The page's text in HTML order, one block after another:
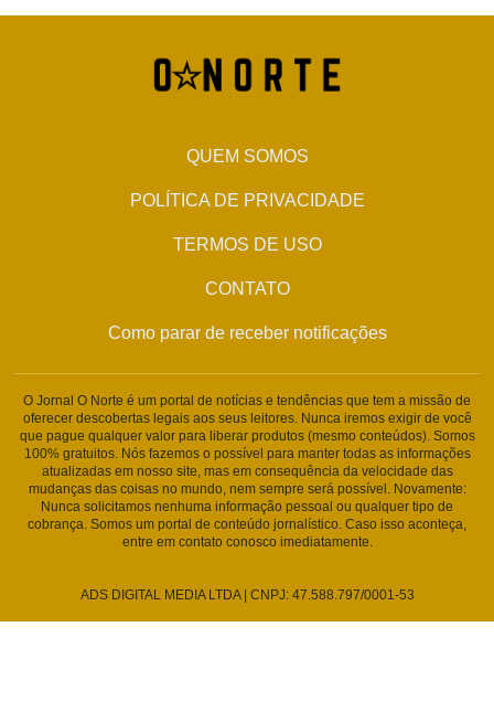
QUEM SOMOS
POLÍTICA DE PRIVACIDADE
TERMOS DE USO
CONTATO
Como parar de receber notificações
O Jornal O Norte é um portal de notícias e tendências que tem a missão de
oferecer descobertas legais aos seus leitores. Nunca iremos exigir de você
que pague qualquer valor para liberar produtos (mesmo conteúdos). Somos
100% gratuitos. Nós fazemos o possível para manter todas as informações
atualizadas em nosso site, mas em consequência da velocidade das
mudanças das coisas no mundo, nem sempre será possível. Novamente:
Nunca solicitamos nenhuma informação pessoal ou qualquer tipo de
cobrança. Somos um portal de conteúdo jornalístico. Caso isso aconteça,
entre em contato conosco imediatamente.
ADS DIGITAL MEDIA LTDA | CNPJ: 47.588.797/0001-53